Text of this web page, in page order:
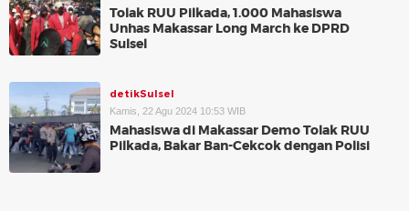
Tolak RUU Pilkada, 1.000 Mahasiswa
Unhas Makassar Long March ke DPRD
Sulsel
detikSulsel
Kamis, 22 Agu 2024 10:53 WIB
Mahasiswa di Makassar Demo Tolak RUU
Pilkada, Bakar Ban-Cekcok dengan Polisi